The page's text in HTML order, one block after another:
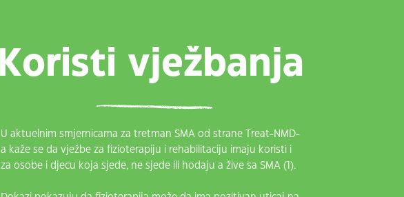
Koristi vježbanja
U aktuelnim smjernicama za tretman SMA od strane Treat-NMD-
a kaže se da vježbe za fizioterapiju i rehabilitaciju imaju koristi i
za osobe i djecu koja sjede, ne sjede ili hodaju a žive sa SMA (1).